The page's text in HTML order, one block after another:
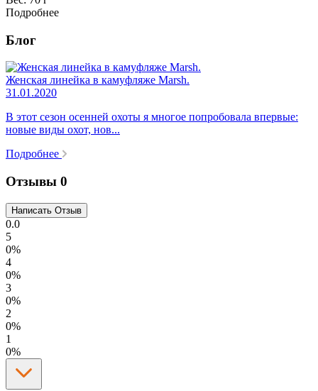
Подробнее
Блог
Женская линейка в камуфляже Marsh.
31.01.2020
В этот сезон осенней охоты я многое попробовала впервые:
новые виды охот, нов...
Подробнее
Отзывы 0
0.0
5
0%
4
0%
3
0%
2
0%
1
0%